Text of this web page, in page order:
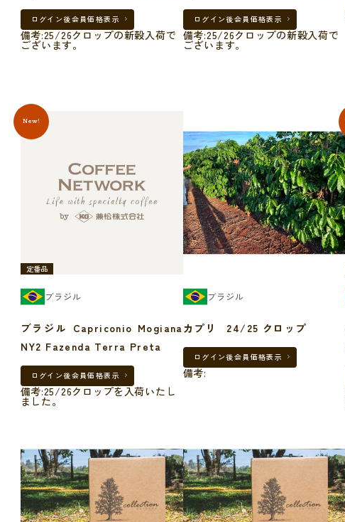
ログイン後会員価格表示
備考:25/26クロップの新穀入荷で
ございます。
ログイン後会員価格表示
備考:25/26クロップの新穀入荷で
ございます。
New!
定番品
ブラジル
ブラジル Capriconio Mogiana
NY2 Fazenda Terra Preta
ログイン後会員価格表示
備考:25/26クロップを入荷いたし
ました。
ブラジル
カプリ 24/25 クロップ
ログイン後会員価格表示
備考: